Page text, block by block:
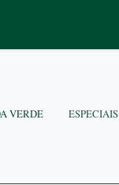
VERDE ESPECIAIS